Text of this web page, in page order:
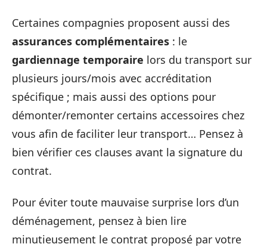
Certaines compagnies proposent aussi des
assurances complémentaires : le
gardiennage temporaire lors du transport sur
plusieurs jours/mois avec accréditation
spécifique ; mais aussi des options pour
démonter/remonter certains accessoires chez
vous afin de faciliter leur transport… Pensez à
bien vérifier ces clauses avant la signature du
contrat.
Pour éviter toute mauvaise surprise lors d’un
déménagement, pensez à bien lire
minutieusement le contrat proposé par votre